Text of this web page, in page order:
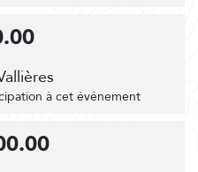
à cet événement